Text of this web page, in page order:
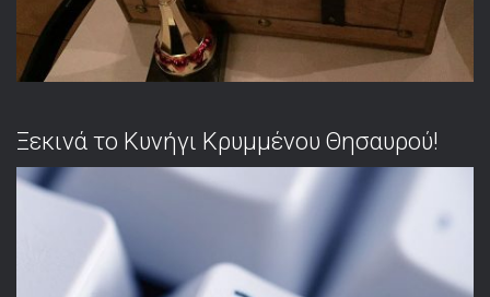
Ξεκινά το Κυνήγι Κρυμμένου Θησαυρού!